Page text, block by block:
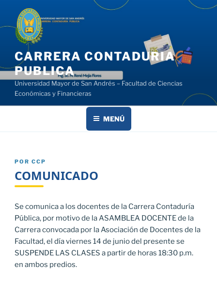
contenido
CARRERA CONTADURIA
PUBLICA
Universidad Mayor de San Andrés – Facultad de Ciencias
Económicas y Financieras
MENÚ
PUBLICADO
POR CCP
COMUNICADO
Se comunica a los docentes de la Carrera Contaduría
Pública, por motivo de la ASAMBLEA DOCENTE de la
Carrera convocada por la Asociación de Docentes de la
Facultad, el día viernes 14 de junio del presente se
SUSPENDE LAS CLASES a partir de horas 18:30 p.m.
en ambos predios.